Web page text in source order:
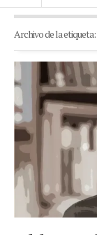
Archivo de la etiqueta: